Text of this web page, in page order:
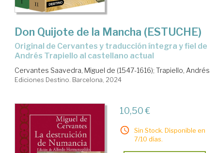
Don Quijote de la Mancha (ESTUCHE)
Original de Cervantes y traducción íntegra y fiel de
Andrés Trapiello al castellano actual
Cervantes Saavedra, Miguel de (1547-1616); Trapiello, Andrés
Ediciones Destino. Barcelona, 2024
10,50 €
Sin Stock. Disponible en
7/10 días.